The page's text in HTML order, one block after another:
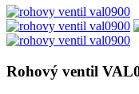
Rohový ventil